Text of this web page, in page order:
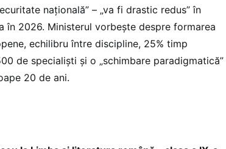
națională” – „va fi drastic redus” în
în 2026. Ministerul vorbește despre formarea
echilibru între discipline, 25% timp
de specialiști și o „schimbare paradigmatică”
20 de ani.